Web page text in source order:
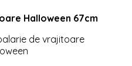
Halloween 67cm
de vrajitoare